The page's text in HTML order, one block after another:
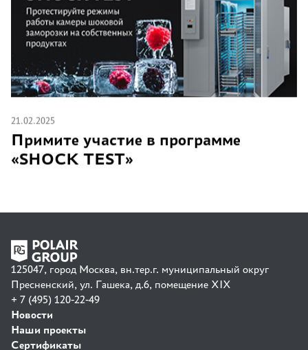
21.02.2025
Примите участие в программе
«SHOCK TEST»
125047, город Москва, вн.тер.г. муниципальный округ
Пресненский, ул. Гашека, д.6, помещение XIX
+ 7 (495) 120-22-49
Новости
Наши проекты
Сертификаты